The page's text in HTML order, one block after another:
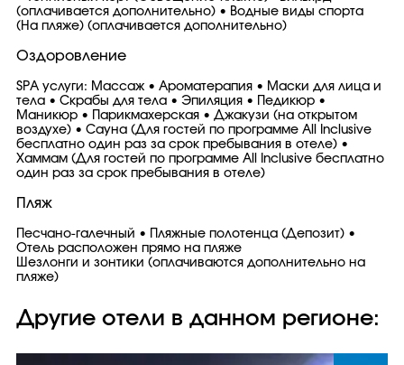
(оплачивается дополнительно) • Водные виды спорта
(На пляже) (оплачивается дополнительно)
Оздоровление
SPA услуги: Массаж • Ароматерапия • Маски для лица и
тела • Скрабы для тела • Эпиляция • Педикюр •
Маникюр • Парикмахерская • Джакузи (на открытом
воздухе) • Сауна (Для гостей по программе All Inclusive
бесплатно один раз за срок пребывания в отеле) •
Хаммам (Для гостей по программе All Inclusive бесплатно
один раз за срок пребывания в отеле)
Пляж
Песчано-галечный • Пляжные полотенца (Депозит) •
Отель расположен прямо на пляже
Шезлонги и зонтики (оплачиваются дополнительно на
пляже)
Другие отели в данном регионе: